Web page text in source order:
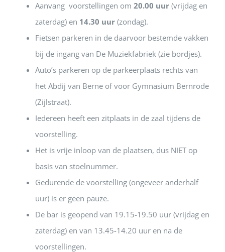
Aanvang voorstellingen om 20.00 uur (vrijdag en
zaterdag) en 14.30 uur (zondag).
Fietsen parkeren in de daarvoor bestemde vakken
bij de ingang van De Muziekfabriek (zie bordjes).
Auto’s parkeren op de parkeerplaats rechts van
het Abdij van Berne of voor Gymnasium Bernrode
(Zijlstraat).
Iedereen heeft een zitplaats in de zaal tijdens de
voorstelling.
Het is vrije inloop van de plaatsen, dus NIET op
basis van stoelnummer.
Gedurende de voorstelling (ongeveer anderhalf
uur) is er geen pauze.
De bar is geopend van 19.15-19.50 uur (vrijdag en
zaterdag) en van 13.45-14.20 uur en na de
voorstellingen.